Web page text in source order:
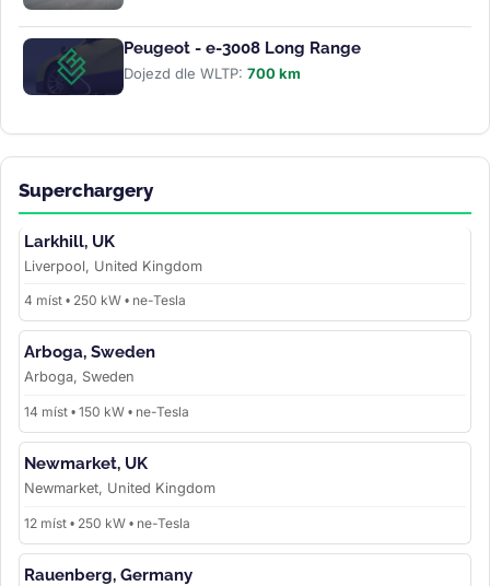
Peugeot - e-3008 Long Range
Dojezd dle WLTP: 700 km
Superchargery
Larkhill, UK
Liverpool, United Kingdom
4 míst • 250 kW • ne-Tesla
Arboga, Sweden
Arboga, Sweden
14 míst • 150 kW • ne-Tesla
Newmarket, UK
Newmarket, United Kingdom
12 míst • 250 kW • ne-Tesla
Rauenberg, Germany